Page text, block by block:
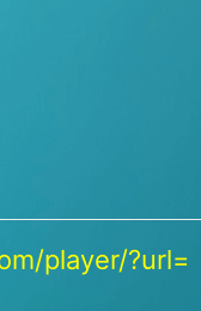
player/?url=